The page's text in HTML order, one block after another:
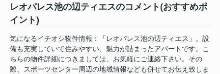
レオパレス池の辺ティエスのコメント(おすすめポ
イント)
気になるイチオシ物件情報：「レオパレス池の辺ティエス」。設
備も充実していて住みやすい、魅力が詰まったアパートです。こ
ちらの物件詳細につきましては、お気軽にご連絡下さい。その
際、スポーツセンター周辺の地域情報なども併せてお伝え致しま